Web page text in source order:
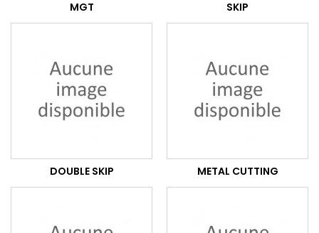
MGT SKIP
DOUBLE SKIP METAL CUTTING